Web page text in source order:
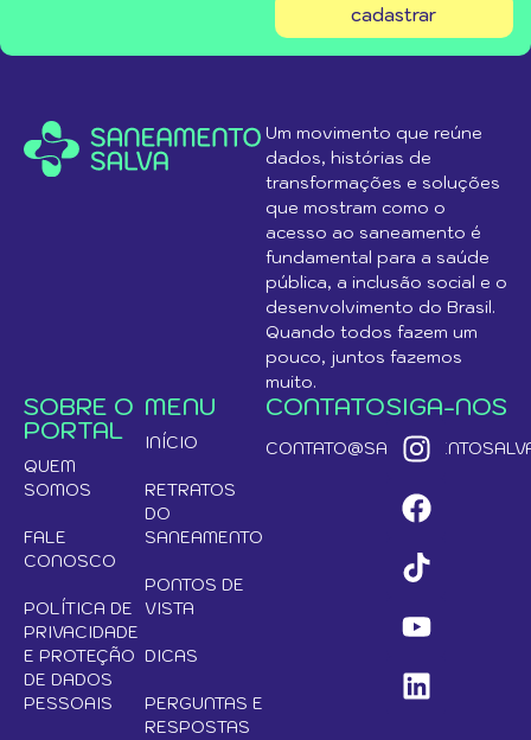
cadastrar
Um movimento que reúne
dados, histórias de
transformações e soluções
que mostram como o
acesso ao saneamento é
fundamental para a saúde
pública, a inclusão social e o
desenvolvimento do Brasil.
Quando todos fazem um
pouco, juntos fazemos
muito.
SOBRE O
PORTAL
QUEM
SOMOS
FALE
CONOSCO
POLÍTICA DE
PRIVACIDADE
E PROTEÇÃO
DE DADOS
PESSOAIS
MENU
INÍCIO
RETRATOS
DO
SANEAMENTO
PONTOS DE
VISTA
DICAS
PERGUNTAS E
RESPOSTAS
CONTATOSIGA-NOS